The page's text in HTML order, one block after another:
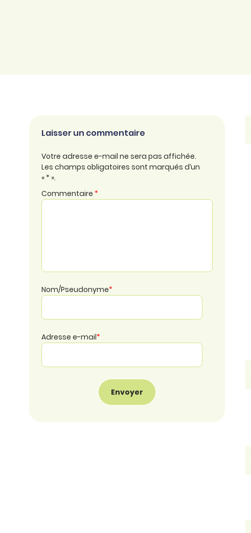
Laisser un commentaire
Votre adresse e-mail ne sera pas affichée.
Les champs obligatoires sont marqués d’un
« * ».
Commentaire *
Nom/Pseudonyme*
Adresse e-mail*